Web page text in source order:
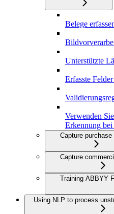
Belege
Unterstützte
Erfasste
Verwenden
Erkennung bei
Capture purchase
Capture
Training ABBYY
Using NLP to process